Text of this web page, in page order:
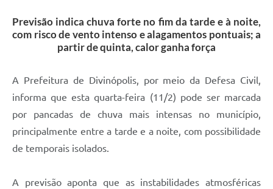
Previsão indica chuva forte no fim da tarde e à noite,
com risco de vento intenso e alagamentos pontuais; a
partir de quinta, calor ganha força
A Prefeitura de Divinópolis, por meio da Defesa Civil,
informa que esta quarta-feira (11/2) pode ser marcada
por pancadas de chuva mais intensas no município,
principalmente entre a tarde e a noite, com possibilidade
de temporais isolados.
A previsão aponta que as instabilidades atmosféricas